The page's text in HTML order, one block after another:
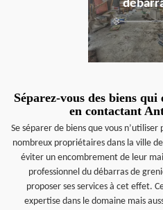
Séparez-vous des biens
en contactant
Se séparer de biens que vous
nombreux propriétaires dans la ville
éviter un encombrement de leur
professionnel du débarras de
proposer ses services à cet effet.
expertise dans le domaine mais